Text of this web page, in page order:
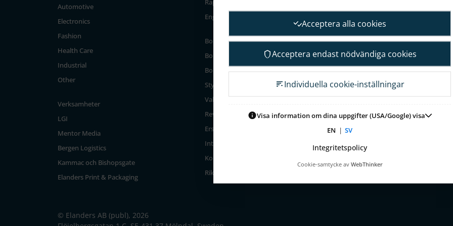
Automotive
Electronics
Fashion
Health Care
Industrial
Other
Verksamheter
LGI
Mentor Media
Bergen Logistics
Kammac och Bishopsgate
Elanders Print & Packaging
Rapportering
Engagemang
Bolagsstyrning
Bolagsstämma
Bolagsordning
Styrelse
Valberedning
Revisionsutskott
Ersättningsutskott
Intern kontroll och revision
Koncernledning
Riktlinjer för ersättning
Övriga rapporter
Presentationer
Risker och
© Elanders AB (publ), 2026
Acceptera alla cookies
Acceptera endast nödvändiga cookies
Individuella cookie-inställningar
Visa information om dina uppgifter (USA/Google) visa
EN | SV
Integritetspolicy
Cookie-samtycke av WebThinker